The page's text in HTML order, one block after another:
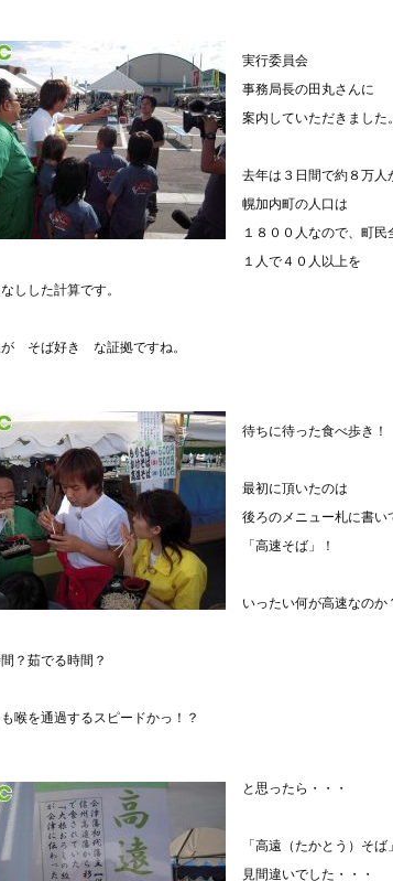
実行委員会
事務局長の田丸さんに
案内していただきました
去年は３日間で約８万人
幌加内町の人口は
１８００人なので、町民
１人で４０人以上を
しした計算です。
が そば好き な証拠ですね。
待ちに待った食べ歩き！
最初に頂いたのは
後ろのメニュー札に書い
「高速そば」！
いったい何が高速なのか
？茹でる時間？
喉を通過するスピードかっ！？
と思ったら・・・
「高遠（たかとう）そば
見間違いでした・・・